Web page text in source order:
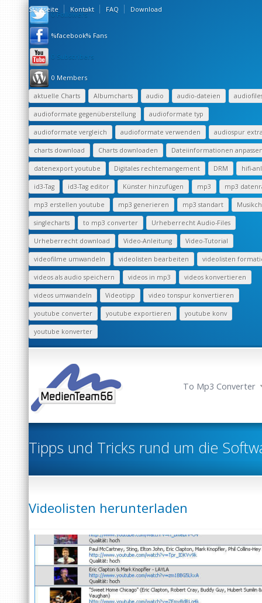
Startseite Kontakt FAQ Download
0 Followers
%facebook% Fans
0 Subscribers
0 Members
aktuelle Charts Albumcharts audio audio-dateien
audioformate gegenüberstellung audioformate typ
audioformate vergleich audioformate verwenden audiospur
charts download Charts downloaden Dateiinformationen
datenexport youtube Digitales rechtemangement DRM hifi-
id3-Tag id3-Tag editor Künster hinzufügen mp3 mp3
mp3 erstellen youtube mp3 generieren mp3 standart
singlecharts to mp3 converter Urheberrecht Audio-Files
Urheberrecht download Video-Anleitung Video-Tutorial
videofilme umwandeln videolisten bearbeiten videolisten
videos als audio speichern videos in mp3 videos konvertieren
videos umwandeln Videotipp video tonspur konvertieren
youtube converter youtube exportieren youtube konv
youtube konverter
To Mp3 Converter
Tipps und Tricks rund um die
Videolisten herunterladen